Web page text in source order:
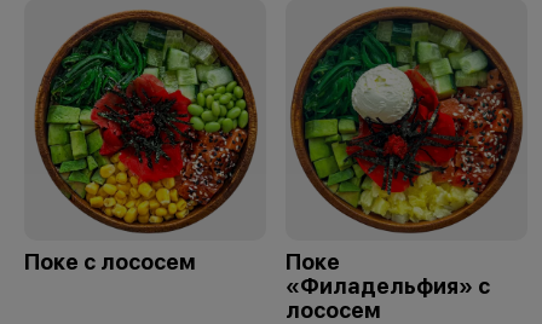
Поке с лососем
Поке
«Филадельфия» с
лососем